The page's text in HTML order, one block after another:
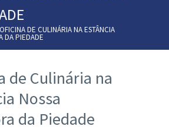
OFICINA DE CULINÁRIA NA ESTÂNCIA
DA PIEDADE
de Culinária na
Nossa
da Piedade